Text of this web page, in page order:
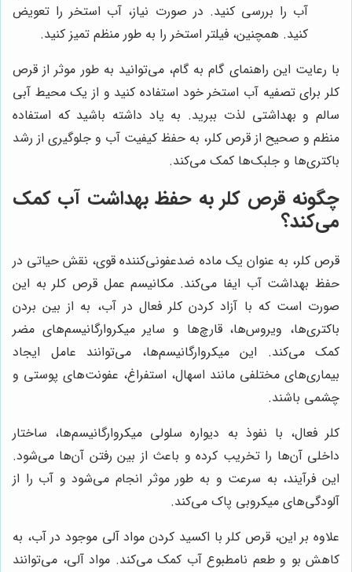
آب را بررسی کنید. در صورت نیاز، آب استخر را تعویض
کنید. همچنین، فیلتر استخر را به طور منظم تمیز کنید.
با رعایت این راهنمای گام به گام، می‌توانید به طور موثر از قرص
کلر برای تصفیه آب استخر خود استفاده کنید و از یک محیط آبی
سالم و بهداشتی لذت ببرید. به یاد داشته باشید که استفاده
منظم و صحیح از قرص کلر، به حفظ کیفیت آب و جلوگیری از رشد
باکتری‌ها و جلبک‌ها کمک می‌کند.
چگونه قرص کلر به حفظ بهداشت آب کمک
می‌کند؟
قرص کلر، به عنوان یک ماده ضدعفونی‌کننده قوی، نقش حیاتی در
حفظ بهداشت آب ایفا می‌کند. مکانیسم عمل قرص کلر به این
صورت است که با آزاد کردن کلر فعال در آب، به از بین بردن
باکتری‌ها، ویروس‌ها، قارچ‌ها و سایر میکروارگانیسم‌های مضر
کمک می‌کند. این میکروارگانیسم‌ها، می‌توانند عامل ایجاد
بیماری‌های مختلفی مانند اسهال، استفراغ، عفونت‌های پوستی و
چشمی باشند.
کلر فعال، با نفوذ به دیواره سلولی میکروارگانیسم‌ها، ساختار
داخلی آن‌ها را تخریب کرده و باعث از بین رفتن آن‌ها می‌شود.
این فرآیند، به سرعت و به طور موثر انجام می‌شود و آب را از
آلودگی‌های میکروبی پاک می‌کند.
علاوه بر این، قرص کلر با اکسید کردن مواد آلی موجود در آب، به
کاهش بو و طعم نامطبوع آب کمک می‌کند. مواد آلی، می‌توانند